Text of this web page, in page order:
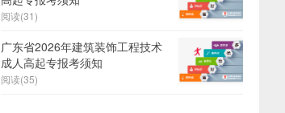
阅读(31)
广东省2026年建筑装饰工程技术
成人高起专报考须知
阅读(35)